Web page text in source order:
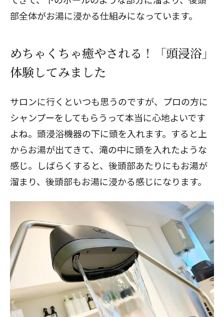
部全体がお湯に浸かる仕組みになっています。
めちゃくちゃ癒やされる！「頭浸浴」
体験してみました
サロンに行くといつも思うのですが、プロの方に
シャンプーをしてもらうって本当に心地よいです
よね。頭浸浴機器の下に頭を入れます。すると上
からお湯が出てきて、滝の中に頭を入れたような
感じ。しばらくすると、後頭部あたりにもお湯が
溜まり、後頭部もお湯に浸かる感じになります。